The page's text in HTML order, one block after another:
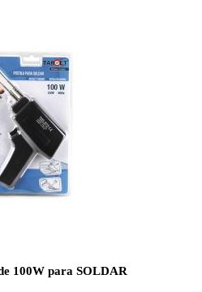
100W para SOLDAR